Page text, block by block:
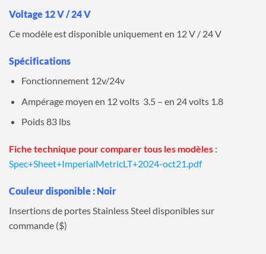
Voltage 12 V / 24 V
Ce modèle est disponible uniquement en 12 V / 24 V
Spécifications
Fonctionnement 12v/24v
Ampérage moyen en 12 volts 3.5 – en 24 volts 1.8
Poids 83 lbs
Fiche technique pour comparer tous les modèles :
Spec+Sheet+ImperialMetricLT+2024-oct21.pdf
Couleur disponible : Noir
Insertions de portes Stainless Steel disponibles sur
commande ($)